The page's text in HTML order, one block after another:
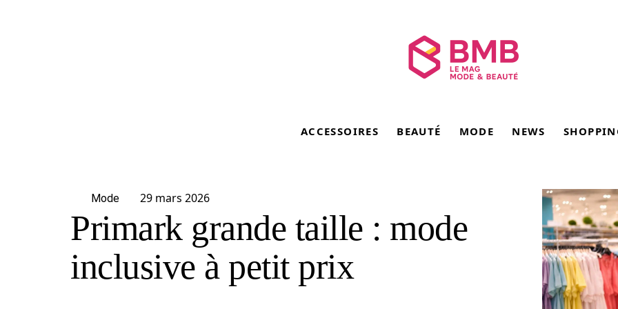
ACCESSOIRES BEAUTÉ MODE NEWS
Mode 29 mars 2026
Primark grande taille : mode
inclusive à petit prix